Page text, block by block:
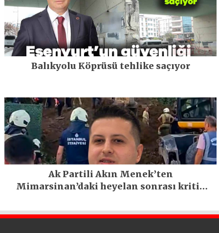
Balıkyolu Köprüsü tehlike saçıyor
Ak Partili Akın Menek’ten
Mimarsinan’daki heyelan sonrası kritik